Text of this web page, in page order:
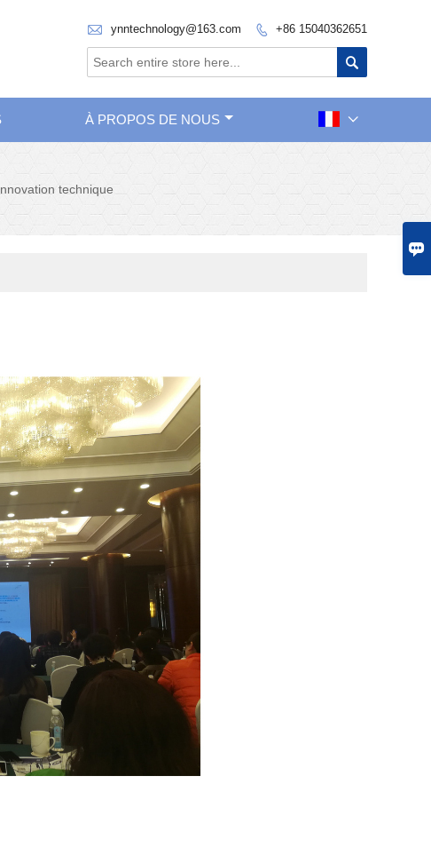

 ynntechnology@163.com  +86 15040362651

À PROPOS DE NOUS 
technique